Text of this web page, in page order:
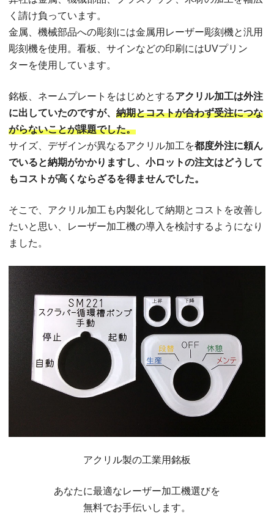
く請け負っています。
金属、機械部品への彫刻には金属用レーザー彫刻機と汎用
彫刻機を使用。看板、サインなどの印刷にはUVプリン
ターを使用しています。
銘板、ネームプレートをはじめとするアクリル加工は外注
に出していたのですが、 納期とコストが合わず受注につな
がらないことが課題でした。
サイズ、デザインが異なるアクリル加工を都度外注に頼ん
でいると納期がかかりますし、小ロットの注文はどうして
もコストが高くならざるを得ませんでした。
そこで、アクリル加工も内製化して納期とコストを改善し
たいと思い、レーザー加工機の導入を検討するようになり
ました。
アクリル製の工業用銘板
あなたに最適なレーザー加工機選びを
無料でお手伝いします。